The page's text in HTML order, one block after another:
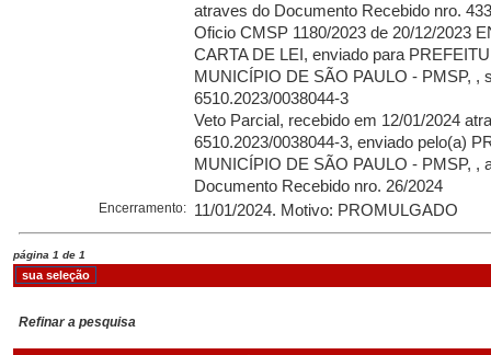
atraves do Documento Recebido nro.
Oficio CMSP 1180/2023 de 20/12/2023
CARTA DE LEI, enviado para
MUNICÍPIO DE SÃO PAULO - PMSP, ,
6510.2023/0038044-3
Veto Parcial, recebido em 12/01/2024
6510.2023/0038044-3, enviado pelo(a)
MUNICÍPIO DE SÃO PAULO - PMSP, ,
Documento Recebido nro. 26/2024
Encerramento: 11/01/2024. Motivo: PROMULGADO
página 1 de 1
Refinar a pesquisa